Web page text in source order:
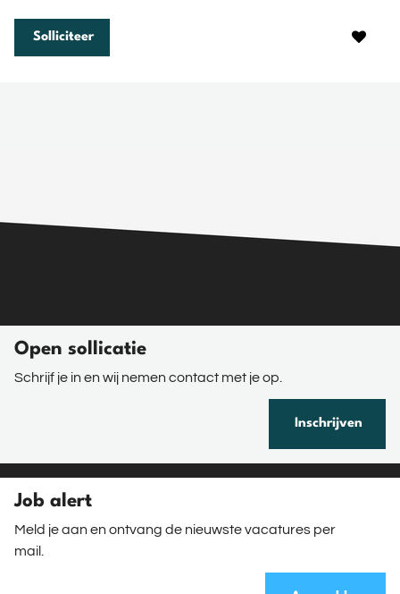
Solliciteer
Open sollicatie
Schrijf je in en wij nemen contact met je op.
Inschrijven
Job alert
Meld je aan en ontvang de nieuwste vacatures per
mail.